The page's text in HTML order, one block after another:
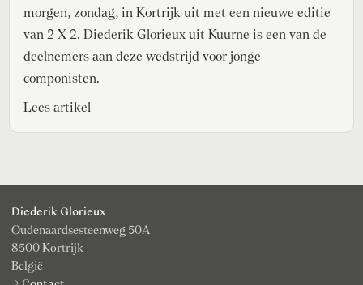
morgen, zondag, in Kortrijk uit met een nieuwe editie
van 2 X 2. Diederik Glorieux uit Kuurne is een van de
deelnemers aan deze wedstrijd voor jonge
componisten.
Lees artikel
Diederik Glorieux
Oudenaardsesteenweg 50A
8500 Kortrijk
België